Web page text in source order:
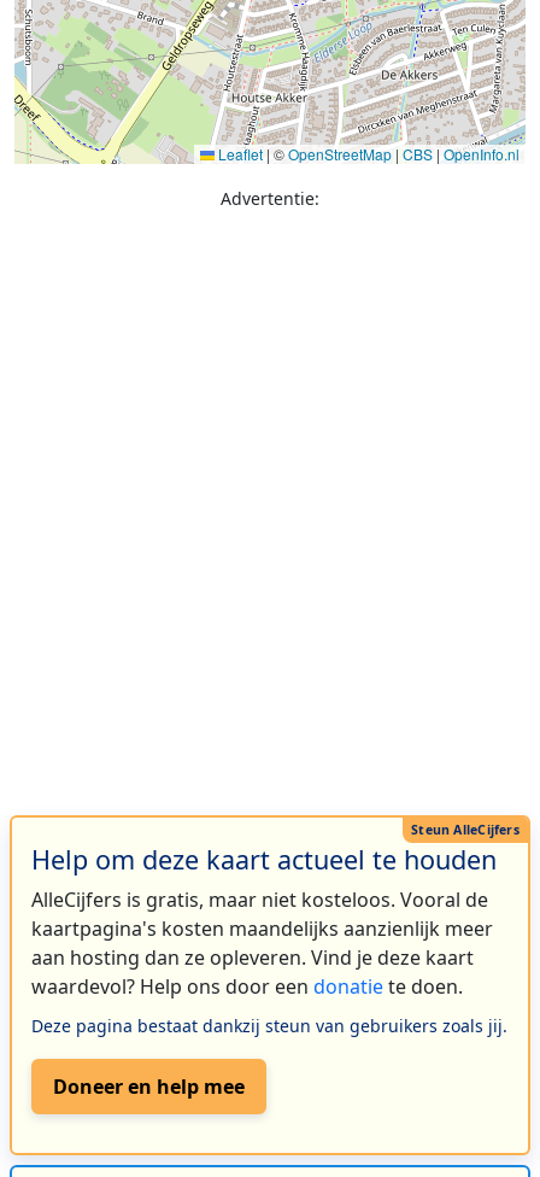
Leaflet | ©OpenStreetMap | CBS | OpenInfo.nl
Advertentie:
Help om deze kaart actueel te houden
AlleCijfers is gratis, maar niet kosteloos. Vooral de
kaartpagina's kosten maandelijks aanzienlijk meer
aan hosting dan ze opleveren. Vind je deze kaart
waardevol? Help ons door een donatiete doen.
Deze pagina bestaat dankzij steun van gebruikers zoals jij.
Doneer en help mee